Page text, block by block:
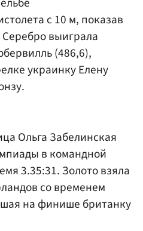
с 10 м, показав
Серебро выиграла
(486,6),
украинку Елену
Ольга Забелинская
в командной
3.35:31. Золото взяла
со временем
на финише британку